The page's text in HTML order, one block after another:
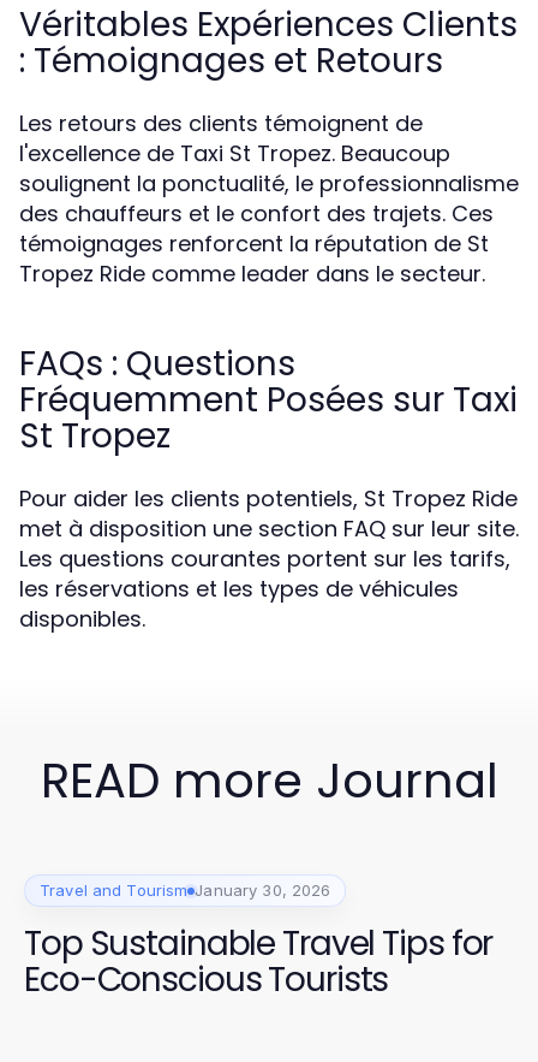
Véritables Expériences Clients
: Témoignages et Retours
Les retours des clients témoignent de
l'excellence de Taxi St Tropez. Beaucoup
soulignent la ponctualité, le professionnalisme
des chauffeurs et le confort des trajets. Ces
témoignages renforcent la réputation de St
Tropez Ride comme leader dans le secteur.
FAQs : Questions
Fréquemment Posées sur Taxi
St Tropez
Pour aider les clients potentiels, St Tropez Ride
met à disposition une section FAQ sur leur site.
Les questions courantes portent sur les tarifs,
les réservations et les types de véhicules
disponibles.
READ more Journal
Travel and Tourism January 30, 2026
Top Sustainable Travel Tips for
Eco-Conscious Tourists